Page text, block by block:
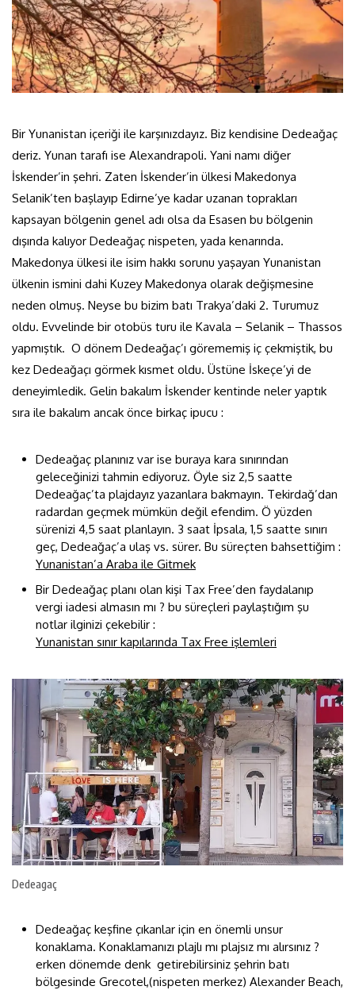
Bir Yunanistan içeriği ile karşınızdayız. Biz kendisine Dedeağaç
deriz. Yunan tarafı ise Alexandrapoli. Yani namı diğer
İskender’in şehri. Zaten İskender’in ülkesi Makedonya
Selanik’ten başlayıp Edirne’ye kadar uzanan toprakları
kapsayan bölgenin genel adı olsa da Esasen bu bölgenin
dışında kalıyor Dedeağaç nispeten, yada kenarında.
Makedonya ülkesi ile isim hakkı sorunu yaşayan Yunanistan
ülkenin ismini dahi Kuzey Makedonya olarak değişmesine
neden olmuş. Neyse bu bizim batı Trakya’daki 2. Turumuz
oldu. Evvelinde bir otobüs turu ile Kavala – Selanik – Thassos
yapmıştık. O dönem Dedeağaç’ı görememiş iç çekmiştik, bu
kez Dedeağaçı görmek kısmet oldu. Üstüne İskeçe’yi de
deneyimledik. Gelin bakalım İskender kentinde neler yaptık
sıra ile bakalım ancak önce birkaç ipucu :
Dedeağaç planınız var ise buraya kara sınırından
geleceğinizi tahmin ediyoruz. Öyle siz 2,5 saatte
Dedeağaç’ta plajdayız yazanlara bakmayın. Tekirdağ’dan
radardan geçmek mümkün değil efendim. Ö yüzden
sürenizi 4,5 saat planlayın. 3 saat İpsala, 1,5 saatte sınırı
geç, Dedeağaç’a ulaş vs. sürer. Bu süreçten bahsettiğim :
Yunanistan’a Araba ile Gitmek
Bir Dedeağaç planı olan kişi Tax Free’den faydalanıp
vergi iadesi almasın mı ? bu süreçleri paylaştığım şu
notlar ilginizi çekebilir :
Yunanistan sınır kapılarında Tax Free işlemleri
Dedeagaç
Dedeağaç keşfine çıkanlar için en önemli unsur
konaklama. Konaklamanızı plajlı mı plajsız mı alırsınız ?
erken dönemde denk getirebilirsiniz şehrin batı
bölgesinde Grecotel,(nispeten merkez) Alexander Beach,